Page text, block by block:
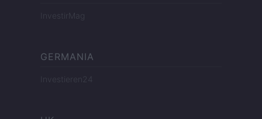
InvestirMag
GERMANIA
Investieren24